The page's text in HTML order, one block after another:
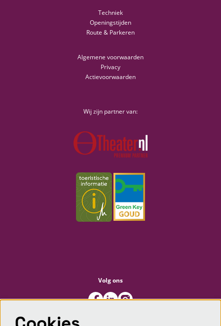
Techniek
Openingstijden
Route & Parkeren
Algemene voorwaarden
Privacy
Actievoorwaarden
Wij zijn partner van:
Volg ons